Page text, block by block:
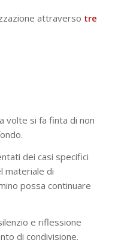
attraverso tre
volte si fa finta di non
dei casi specifici
materiale di
possa continuare
e riflessione
di condivisione.